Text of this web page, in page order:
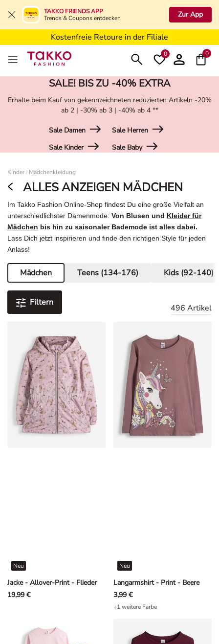
TAKKO FRIENDS APP
Trends & Coupons entdecken
Zur App
Kostenfreie Lieferung ab 19,99€ in Deine Filiale
Kostenfreie Retoure in der Filiale
5€ Gutschein nach Registrierung*
0 0
SALE! BIS ZU -40% EXTRA
Erhalte beim Kauf von gekennzeichneten reduzierten Artikeln -20%
ab 2 | -30% ab 3 | -40% ab 4 **
Sale Damen
Sale Herren
Sale Kinder
Sale Baby
Kinder / Mädchenkleidung
ALLES ANZEIGEN MÄDCHEN
Im Takko Fashion Online-Shop findest Du eine große Vielfalt an
unterschiedlichster Damenmode: Von Blusen und Kleider für
Mädchen bis hin zu saisonaler Bademode ist alles dabei.
Lass Dich jetzt inspirieren und finde den richtigen Style für jeden
Anlass!
Mädchen
Aktuelle Seite Teens (134-176) Kids (92-140)
Filtern
496 Artikel
Jacke - Allover-Print - Flieder
Neu
19,99 €
Langarmshirt - Print - Beere
Neu
3,99 €
+1 weitere Farbe